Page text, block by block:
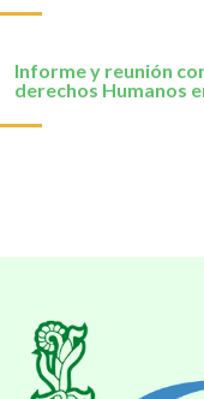
Informe y reunión
derechos Humanos